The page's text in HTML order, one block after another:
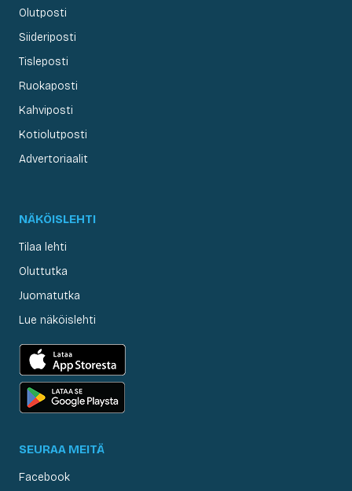
Olutposti
Siideriposti
Tisleposti
Ruokaposti
Kahviposti
Kotiolutposti
Advertoriaalit
NÄKÖISLEHTI
Tilaa lehti
Oluttutka
Juomatutka
Lue näköislehti
SEURAA MEITÄ
Facebook